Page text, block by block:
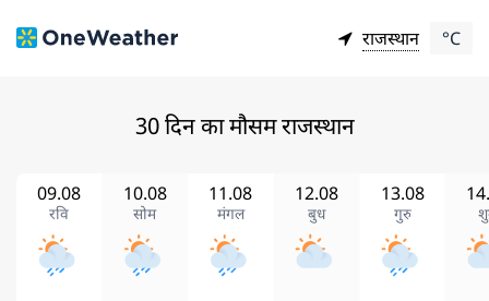
राजस्थान °C
30 दिन का मौसम राजस्थान
रवि
09.08
सोम
10.08
मंगल
11.08
बुध
12.08
गुरु
13.08